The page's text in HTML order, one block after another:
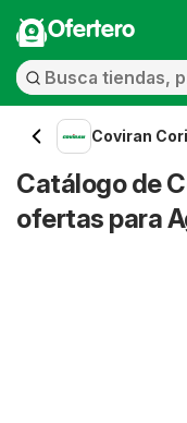
Ofertero
Coviran
Catálogo de
ofertas para